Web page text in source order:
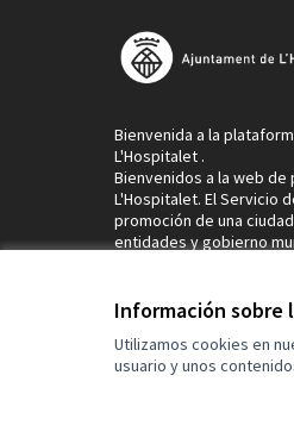
Información sobre
Utilizamos cookies en
usuario y unos
Bienvenida a la
L'Hospitalet .
Bienvenidos a la web
L'Hospitalet. El Servicio
promoción de una
entidades y gobierno
los canales de
todos y todas. La
desde ahora.